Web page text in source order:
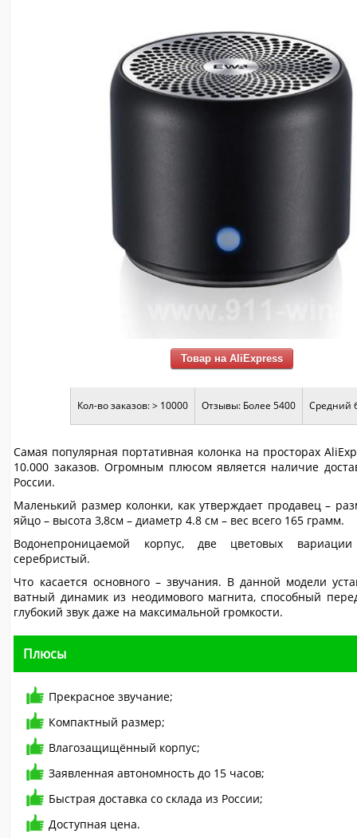
Товар на AliExpress
Кол-во заказов: > 10000 Отзывы: Более 5400 Средний
Самая популярная портативная колонка на просторах
10.000 заказов. Огромным плюсом является наличие
России.
Маленький размер колонки, как утверждает продавец –
яйцо – высота 3,8см – диаметр 4.8 см – вес всего 165 грамм.
Водонепроницаемой корпус, две цветовых
серебристый.
Что касается основного – звучания. В данной модели
ватный динамик из неодимового магнита, способный
глубокий звук даже на максимальной громкости.
Плюсы
Прекрасное звучание;
Компактный размер;
Влагозащищённый корпус;
Заявленная автономность до 15 часов;
Быстрая доставка со склада из России;
Доступная цена.